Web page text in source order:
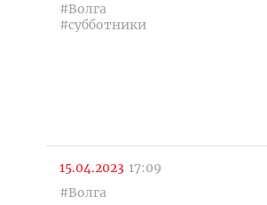
#Волга
#субботники
15.04.2023 17:09
#Волга